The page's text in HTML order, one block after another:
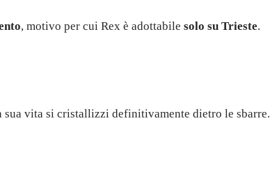
, motivo per cui Rex è adottabile solo su Trieste.
vita si cristallizzi definitivamente dietro le sbarre.